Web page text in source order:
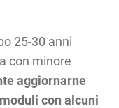
25-30 anni
con minore
aggiornarne
con alcuni